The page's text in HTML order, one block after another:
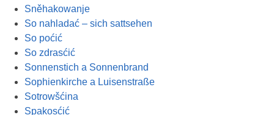
Sněhakowanje
So nahladać – sich sattsehen
So poćić
So zdrasćić
Sonnenstich a Sonnenbrand
Sophienkirche a Luisenstraße
Sotrowšćina
Spakosćić